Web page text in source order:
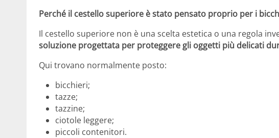
Perché il cestello superiore è stato pensato proprio per i
Il cestello superiore non è una scelta estetica o una regola
soluzione progettata per proteggere gli oggetti più delicati
Qui trovano normalmente posto:
bicchieri;
tazze;
tazzine;
ciotole leggere;
piccoli contenitori.